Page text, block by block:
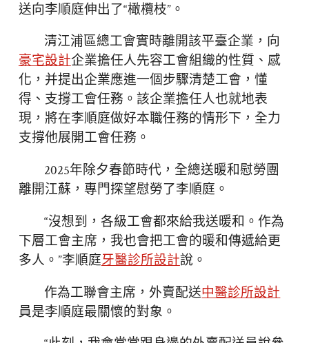
送向李順庭伸出了“橄欖枝”。
清江浦區總工會實時離開該平臺企業，向
豪宅設計企業擔任人先容工會組織的性質、感
化，并提出企業應進一個步驟清楚工會，懂
得、支撐工會任務。該企業擔任人也就地表
現，將在李順庭做好本職任務的情形下，全力
支撐他展開工會任務。
2025年除夕春節時代，全總送暖和慰勞團
離開江蘇，專門探望慰勞了李順庭。
“沒想到，各級工會都來給我送暖和。作為
下層工會主席，我也會把工會的暖和傳遞給更
多人。”李順庭牙醫診所設計說。
作為工聯會主席，外賣配送中醫診所設計
員是李順庭最關懷的對象。